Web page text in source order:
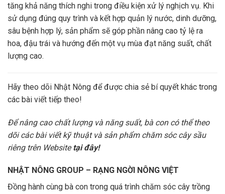
tăng khả năng thích nghi trong điều kiện xử lý nghịch vụ. Khi
sử dụng đúng quy trình và kết hợp quản lý nước, dinh dưỡng,
sâu bệnh hợp lý, sản phẩm sẽ góp phần nâng cao tỷ lệ ra
hoa, đậu trái và hướng đến một vụ mùa đạt năng suất, chất
lượng cao.
Hãy theo dõi Nhật Nông để được chia sẻ bí quyết khác trong
các bài viết tiếp theo!
Để nâng cao chất lượng và năng suất, bà con có thể theo
dõi các bài viết kỹ thuật và sản phẩm chăm sóc cây sầu
riêng trên Websitetại đây!
NHẬT NÔNG GROUP – RẠNG NGỜI NÔNG VIỆT
Đồng hành cùng bà con trong quá trình chăm sóc cây trồng